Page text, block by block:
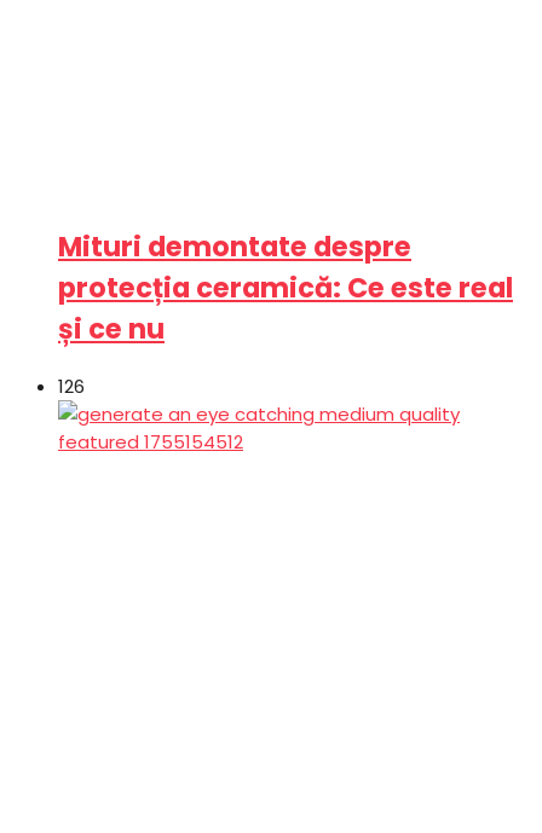
Mituri demontate despre
protecția ceramică: Ce este real
și ce nu
126